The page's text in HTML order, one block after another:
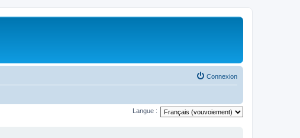
Connexion
Langue :